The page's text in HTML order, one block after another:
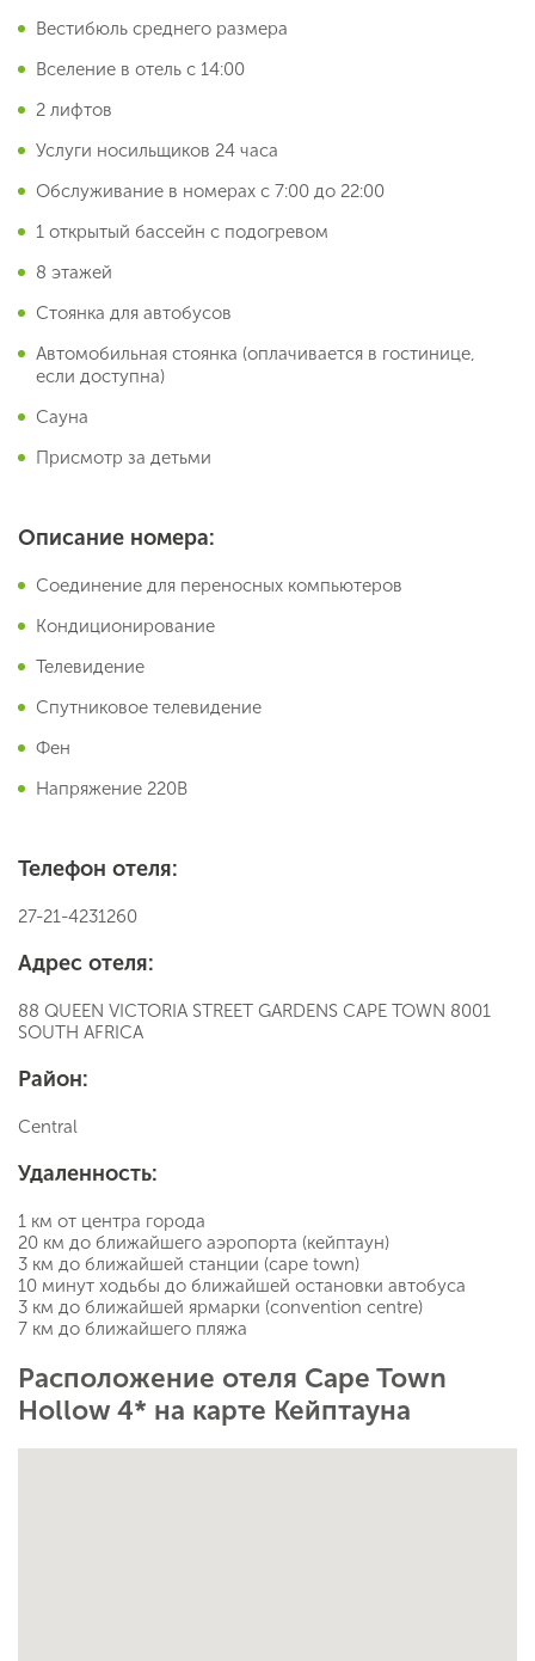
Вестибюль среднего размера
Вселение в отель с 14:00
2 лифтов
Услуги носильщиков 24 часа
Обслуживание в номерах с 7:00 до 22:00
1 открытый бассейн с подогревом
8 этажей
Стоянка для автобусов
Автомобильная стоянка (оплачивается в гостинице,
если доступна)
Сауна
Присмотр за детьми
Описание номера:
Соединение для переносных компьютеров
Кондиционирование
Телевидение
Спутниковое телевидение
Фен
Напряжение 220В
Телефон отеля:
27-21-4231260
Адрес отеля:
88 QUEEN VICTORIA STREET GARDENS CAPE TOWN 8001
SOUTH AFRICA
Район:
Central
Удаленность:
1 км от центра города
20 км до ближайшего аэропорта (кейптаун)
3 км до ближайшей станции (cape town)
10 минут ходьбы до ближайшей остановки автобуса
3 км до ближайшей ярмарки (convention centre)
7 км до ближайшего пляжа
Расположение отеля Cape Town
Hollow 4* на карте Кейптауна